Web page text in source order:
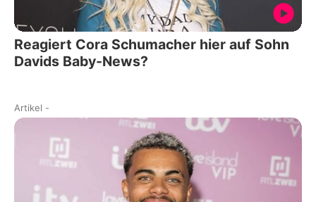
Reagiert Cora Schumacher hier auf Sohn
Davids Baby-News?
Artikel -